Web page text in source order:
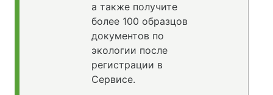
а также получите
более 100 образцов
документов по
экологии после
регистрации в
Сервисе.